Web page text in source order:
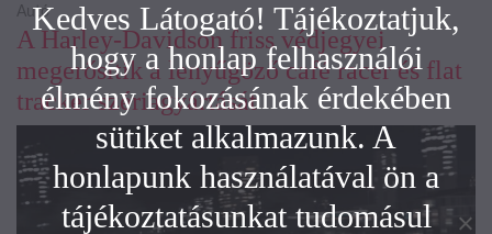
A Harley-Davidson friss védjegyei
megerősítik a lenyűgöző café racer és flat
tracker szériagyártását
AutóKedves Látogató! Tájékoztatjuk,
hogy a honlap felhasználói
élmény fokozásának érdekében
sütiket alkalmazunk. A
honlapunk használatával ön a
tájékoztatásunkat tudomásul